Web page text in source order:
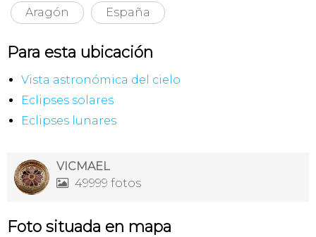
Aragón España
Para esta ubicación
Vista astronómica del cielo
Eclipses solares
Eclipses lunares
VICMAEL
 49999 fotos
Foto situada en mapa